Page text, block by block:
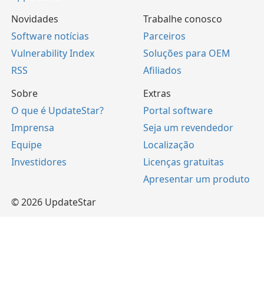
Novidades
Software notícias
Vulnerability Index
RSS
Trabalhe conosco
Parceiros
Soluções para OEM
Afiliados
Sobre
O que é UpdateStar?
Imprensa
Equipe
Investidores
Extras
Portal software
Seja um revendedor
Localização
Licenças gratuitas
Apresentar um produto
© 2026 UpdateStar